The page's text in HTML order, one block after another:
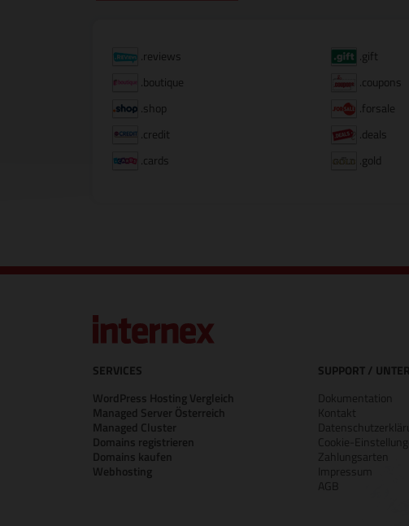
.reviews .gift
.boutique
.coupons
.shop
.forsale
.credit
.deals
.cards
.gold
SERVICES
WordPress Hosting Vergleich
Managed Server Österreich
Managed Cluster
Domains registrieren
Domains kaufen
Webhosting
SUPPORT /
Dokumentation
Kontakt
Cookie-
Zahlungsarten
Impressum
AGB